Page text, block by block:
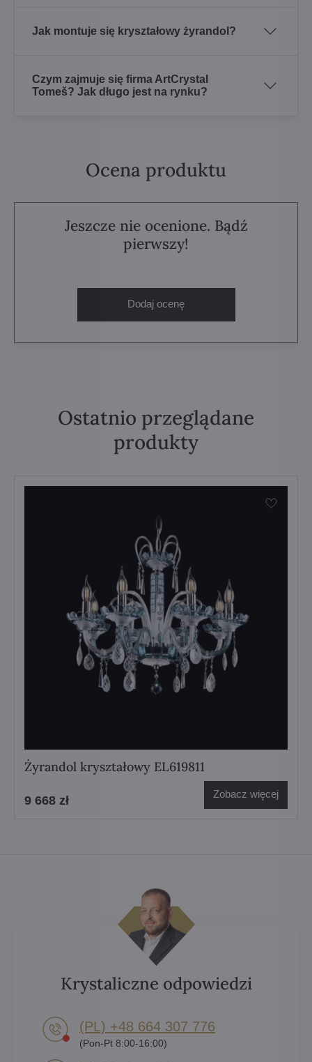
Jak montuje się kryształowy żyrandol?
Czym zajmuje się firma ArtCrystal
Tomeš? Jak długo jest na rynku?
Ocena produktu
Jeszcze nie ocenione. Bądź
pierwszy!
Dodaj ocenę
Ostatnio przeglądane
produkty
Żyrandol kryształowy EL619811
9 668 zł Zobacz więcej
Krystaliczne odpowiedzi
(PL) +48 664 307 776
(Pon-Pt 8:00-16:00)